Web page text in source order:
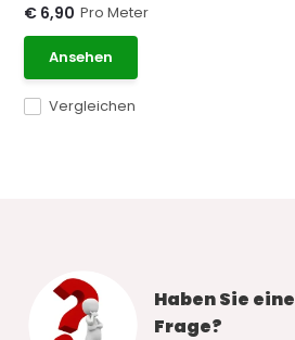
Vergleichen
€ 6,90 Pro Meter
Ansehen
Haben Sie eine
Frage?